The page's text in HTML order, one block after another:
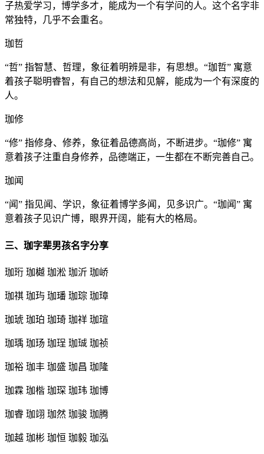
子热爱学习，博学多才，能成为一个有学问的人。这个名字非
常独特，几乎不会重名。
珈哲
“哲” 指智慧、哲理，象征着明辨是非，有思想。“珈哲” 寓意
着孩子聪明睿智，有自己的想法和见解，能成为一个有深度的
人。
珈修
“修” 指修身、修养，象征着品德高尚，不断进步。“珈修” 寓
意着孩子注重自身修养，品德端正，一生都在不断完善自己。
珈闻
“闻” 指见闻、学识，象征着博学多闻，见多识广。“珈闻” 寓
意着孩子见识广博，眼界开阔，能有大的格局。
三、珈字辈男孩名字分享
珈珩 珈樾 珈淞 珈沂 珈峤
珈祺 珈玙 珈璠 珈琮 珈璋
珈琥 珈珀 珈琦 珈祥 珈瑄
珈瑀 珈玚 珈珵 珈珹 珈祯
珈裕 珈丰 珈盛 珈昌 珈隆
珈霖 珈楷 珈琛 珈玮 珈博
珈睿 珈翊 珈然 珈骏 珈腾
珈越 珈彬 珈恒 珈毅 珈泓